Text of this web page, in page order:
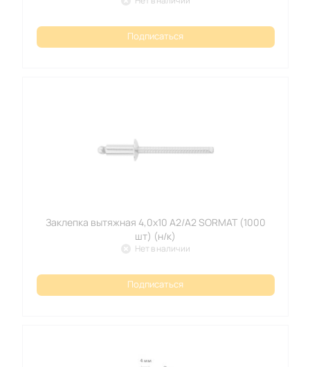
Подписаться
Заклепка вытяжная 4,0x10 А2/А2 SORMAT (1000
шт) (н/к)
Нет в наличии
Подписаться